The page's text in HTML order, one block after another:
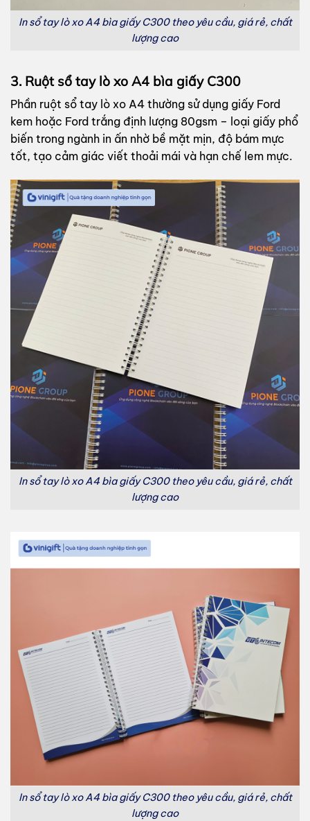
In sổ tay lò xo A4 bìa giấy C300 theo yêu cầu, giá rẻ, chất
lượng cao
3. Ruột sổ tay lò xo A4 bìa giấy C300
Phần ruột sổ tay lò xo A4 thường sử dụng giấy Ford
kem hoặc Ford trắng định lượng 80gsm – loại giấy phổ
biến trong ngành in ấn nhờ bề mặt mịn, độ bám mực
tốt, tạo cảm giác viết thoải mái và hạn chế lem mực.
In sổ tay lò xo A4 bìa giấy C300 theo yêu cầu, giá rẻ, chất
lượng cao
In sổ tay lò xo A4 bìa giấy C300 theo yêu cầu, giá rẻ, chất
lượng cao